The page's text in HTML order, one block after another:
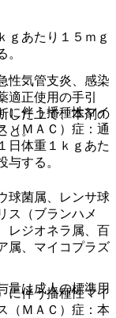
性気管支炎、感染
適正使用の手引
した上で、本剤の
と。
球菌属、レンサ球
ス（ブランハメ
レジオネラ属、百
属、マイコプラズ
に伴う播種性マイ
（ＭＡＣ）症：本
ｇあたり１５ｍｇ
。
に伴う播種性マイ
（ＭＡＣ）症：通
日体重１ｋｇあた
与する。
量は成人の標準用